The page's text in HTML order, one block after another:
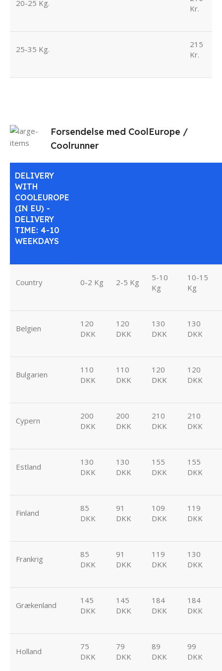
20-25 Kg.
Kr.
25-35 Kg.
215
Kr.
Forsendelse med CoolEurope /
Coolrunner
DELIVERY
WITH
COOLEUROPE
(IN EU) -
DELIVERY
TIME: 4-10
WEEKDAYS
Country 0-2 Kg 2-5 Kg
5-10
Kg
10-15
Kg
Belgien
120
DKK
120
DKK
130
DKK
130
DKK
Bulgarien
110
DKK
110
DKK
120
DKK
120
DKK
Cypern
200
DKK
200
DKK
210
DKK
210
DKK
Estland
130
DKK
130
DKK
155
DKK
155
DKK
Finland
85
DKK
91
DKK
109
DKK
119
DKK
Frankrig
85
DKK
91
DKK
119
DKK
130
DKK
Grækenland
145
DKK
145
DKK
184
DKK
184
DKK
Holland
75
DKK
79
DKK
89
DKK
99
DKK